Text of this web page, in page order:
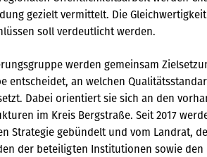
gezielt vermittelt. Die
soll verdeutlicht werden.
werden gemeinsam
entscheidet, an welchen
Dabei orientiert sie sich an den
im Kreis Bergstraße. Seit 2017
Strategie gebündelt und vom Landrat,
der beteiligten Institutionen sowie